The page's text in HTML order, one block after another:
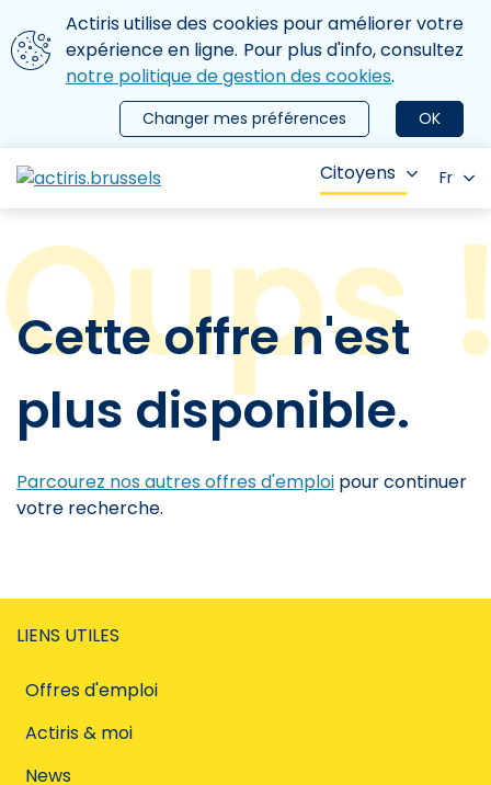
Aller au contenu principal
Nous utilisons des cookies
Actiris utilise des cookies pour améliorer votre
expérience en ligne. Pour plus d'info, consultez
notre politique de gestion des cookies.
OK
Changer mes préférences
le menu
Citoyens Fr
Cette offre n'est
plus disponible.
Parcourez nos autres offres d'emploi pour continuer
votre recherche.
LIENS UTILES
Offres d'emploi
Actiris & moi
News